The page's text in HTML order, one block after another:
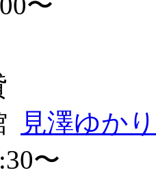
見澤ゆか
〜